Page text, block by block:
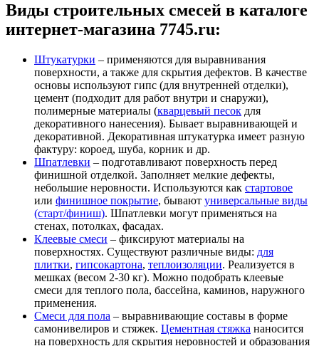
Виды строительных смесей в каталоге
интернет-магазина 7745.ru:
Штукатурки – применяются для выравнивания
поверхности, а также для скрытия дефектов. В качестве
основы используют гипс (для внутренней отделки),
цемент (подходит для работ внутри и снаружи),
полимерные материалы (кварцевый песок для
декоративного нанесения). Бывает выравнивающей и
декоративной. Декоративная штукатурка имеет разную
фактуру: короед, шуба, корник и др.
Шпатлевки – подготавливают поверхность перед
финишной отделкой. Заполняет мелкие дефекты,
небольшие неровности. Используются как стартовое
или финишное покрытие, бывают универсальные виды
(старт/финиш). Шпатлевки могут применяться на
стенах, потолках, фасадах.
Клеевые смеси – фиксируют материалы на
поверхностях. Существуют различные виды: для
плитки, гипсокартона, теплоизоляции. Реализуется в
мешках (весом 2-30 кг). Можно подобрать клеевые
смеси для теплого пола, бассейна, каминов, наружного
применения.
Смеси для пола – выравнивающие составы в форме
самонивелиров и стяжек. Цементная стяжка наносится
на поверхность для скрытия неровностей и образования